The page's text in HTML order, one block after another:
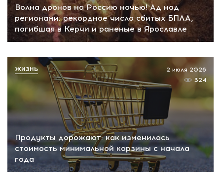
Волна дронов на Россию ночью! Ад над
регионами: рекордное число сбитых БПЛА,
погибшая в Керчи и раненые в Ярославле
Продукты дорожают: как изменилась
стоимость минимальной корзины с начала
года
2 июля 2026
324
ЖИЗНЬ